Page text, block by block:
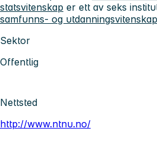
statsvitenskap er ett av seks
samfunns- og
Sektor
Offentlig
Nettsted
http://www.ntnu.no/